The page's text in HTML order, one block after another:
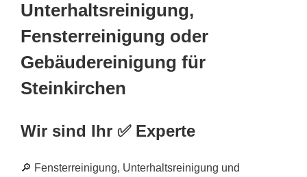
Unterhaltsreinigung,
Fensterreinigung oder
Gebäudereinigung für
Steinkirchen
Wir sind Ihr ✅ Experte
🔎 Fensterreinigung, Unterhaltsreinigung und